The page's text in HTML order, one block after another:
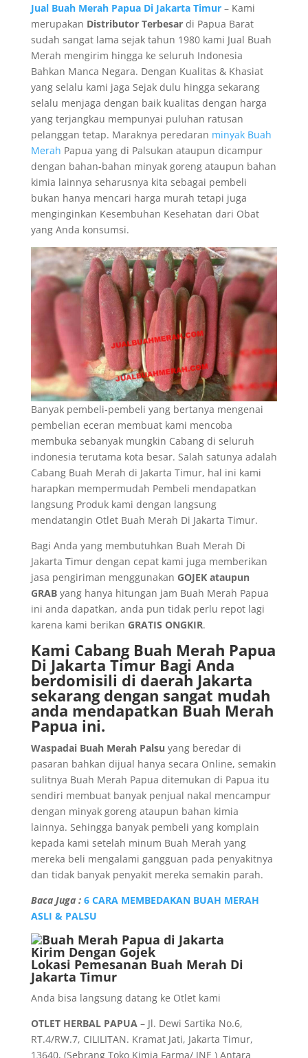
Jual Buah Merah Papua Di Jakarta Timur– Kami
merupakan Distributor Terbesardi Papua Barat
sudah sangat lama sejak tahun 1980 kami Jual Buah
Merah mengirim hingga ke seluruh Indonesia
Bahkan Manca Negara. Dengan Kualitas & Khasiat
yang selalu kami jaga Sejak dulu hingga sekarang
selalu menjaga dengan baik kualitas dengan harga
yang terjangkau mempunyai puluhan ratusan
pelanggan tetap. Maraknya peredaran minyak Buah
Merah Papua yang di Palsukan ataupun dicampur
dengan bahan-bahan minyak goreng ataupun bahan
kimia lainnya seharusnya kita sebagai pembeli
bukan hanya mencari harga murah tetapi juga
menginginkan Kesembuhan Kesehatan dari Obat
yang Anda konsumsi.
Banyak pembeli-pembeli yang bertanya mengenai
pembelian eceran membuat kami mencoba
membuka sebanyak mungkin Cabang di seluruh
indonesia terutama kota besar. Salah satunya adalah
Cabang Buah Merah di Jakarta Timur, hal ini kami
harapkan mempermudah Pembeli mendapatkan
langsung Produk kami dengan langsung
mendatangin Otlet Buah Merah Di Jakarta Timur.
Bagi Anda yang membutuhkan Buah Merah Di
Jakarta Timur dengan cepat kami juga memberikan
jasa pengiriman menggunakan GOJEK ataupun
GRAByang hanya hitungan jam Buah Merah Papua
ini anda dapatkan, anda pun tidak perlu repot lagi
karena kami berikan GRATIS ONGKIR.
Kami Cabang Buah Merah Papua
Di Jakarta Timur Bagi Anda
berdomisili di daerah Jakarta
sekarang dengan sangat mudah
anda mendapatkan Buah Merah
Papua ini.
Waspadai Buah Merah Palsu yang beredar di
pasaran bahkan dijual hanya secara Online, semakin
sulitnya Buah Merah Papua ditemukan di Papua itu
sendiri membuat banyak penjual nakal mencampur
dengan minyak goreng ataupun bahan kimia
lainnya. Sehingga banyak pembeli yang komplain
kepada kami setelah minum Buah Merah yang
mereka beli mengalami gangguan pada penyakitnya
dan tidak banyak penyakit mereka semakin parah.
Baca Juga : 6 CARA MEMBEDAKAN BUAH MERAH
ASLI & PALSU
Lokasi Pemesanan Buah Merah Di
Jakarta Timur
Anda bisa langsung datang ke Otlet kami
OTLET HERBAL PAPUA – Jl. Dewi Sartika No.6,
RT.4/RW.7, CILILITAN. Kramat Jati, Jakarta Timur,
13640, (Sebrang Toko Kimia Farma/ JNE ) Antara